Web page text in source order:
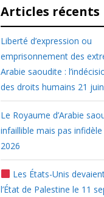
Articles récents
Liberté d’expression ou
emprisonnement des
Arabie saoudite :
des droits humains 21
Le Royaume d’Arabie
infaillible mais pas infidèle
2026
Les États-Unis
l’État de Palestine le 11